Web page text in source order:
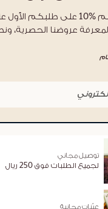
احصلوا على خصم %10 على
لمعرفة عروضنا الحصرية،
توصيل مجاني
لجميع الطلبات فوق 250 ريال
عيّنات مجانية